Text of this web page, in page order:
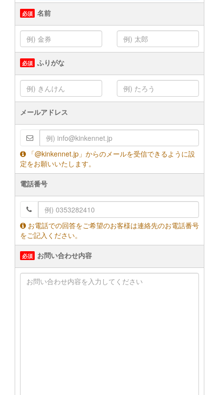
名前
ふりがな
メールアドレス
「@kinkennet.jp」からのメールを受信できるように設
定をお願いいたします。
電話番号
お電話での回答をご希望のお客様は連絡先のお電話番号
をご記入ください。
お問い合わせ内容